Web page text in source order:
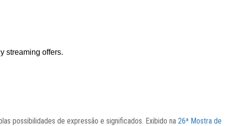
possibilidades de expressão e significados. Exibido na 26ª Mostra de